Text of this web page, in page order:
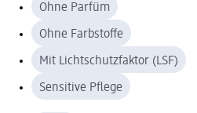
Ohne Parfüm
Ohne Farbstoffe
Mit Lichtschutzfaktor (LSF)
Sensitive Pflege